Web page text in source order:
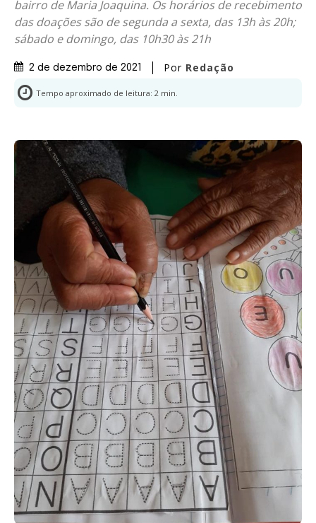
bairro de Maria Joaquina. Os horários de recebimento
das doações são de segunda a sexta, das 13h às 20h;
sábado e domingo, das 10h30 às 21h
2 de dezembro de 2021 Por Redação
Tempo aproximado de leitura: 2 min.